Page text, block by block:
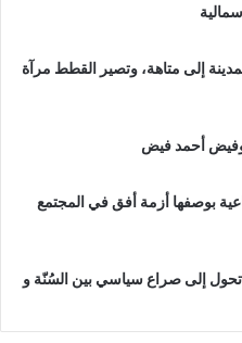
إلى متاهة، وتصير القطط مرآة
أحمد فيض
بوصفها أزمة أفق في المجتمع
تحول إلى صراع سياسي بين السُنّة و